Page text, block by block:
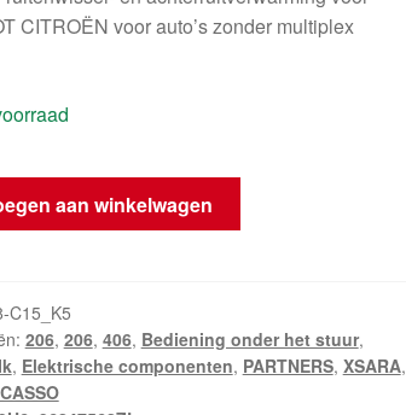
CITROËN voor auto’s zonder multiplex
aan winkelwagen
C15_K5
206, 206, 406, Bediening onder het stuur,
, Elektrische componenten, PARTNERS, XSARA,